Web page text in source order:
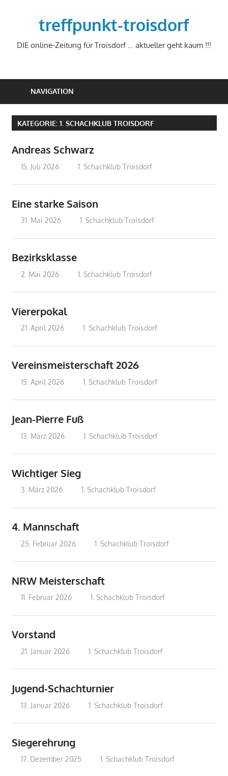
treffpunkt-troisdorf
DIE online-Zeitung für Troisdorf … aktueller geht kaum !!!
NAVIGATION
KATEGORIE: 1. SCHACHKLUB TROISDORF
Andreas Schwarz
15. Juli 2026 treffpunkt
1. Schachklub Troisdorf
Eine starke Saison
31. Mai 2026 treffpunkt
1. Schachklub Troisdorf
Bezirksklasse
2. Mai 2026 treffpunkt
1. Schachklub Troisdorf
Viererpokal
21. April 2026 treffpunkt
1. Schachklub Troisdorf
Vereinsmeisterschaft 2026
15. April 2026 treffpunkt
1. Schachklub Troisdorf
Jean-Pierre Fuß
13. März 2026 treffpunkt
1. Schachklub Troisdorf
Wichtiger Sieg
3. März 2026 treffpunkt
1. Schachklub Troisdorf
4. Mannschaft
25. Februar 2026 treffpunkt
1. Schachklub Troisdorf
NRW Meisterschaft
11. Februar 2026 treffpunkt
1. Schachklub Troisdorf
Vorstand
21. Januar 2026 treffpunkt
1. Schachklub Troisdorf
Jugend-Schachturnier
13. Januar 2026 treffpunkt
1. Schachklub Troisdorf
Siegerehrung
17. Dezember 2025 treffpunkt
1. Schachklub Troisdorf